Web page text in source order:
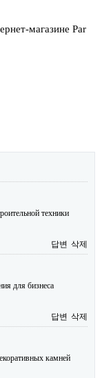
магазине Par
техники
답변 삭제
для бизнеса
답변 삭제
камней